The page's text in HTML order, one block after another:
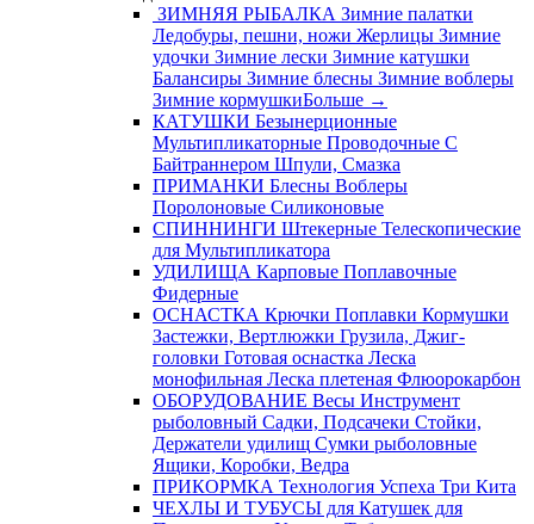
ЗИМНЯЯ РЫБАЛКА Зимние палатки
Ледобуры, пешни, ножи Жерлицы Зимние
удочки Зимние лески Зимние катушки
Балансиры Зимние блесны Зимние воблеры
Зимние кормушкиБольше →
КАТУШКИ Безынерционные
Мультипликаторные Проводочные С
Байтраннером Шпули, Смазка
ПРИМАНКИ Блесны Воблеры
Поролоновые Силиконовые
СПИННИНГИ Штекерные Телескопические
для Мультипликатора
УДИЛИЩА Карповые Поплавочные
Фидерные
ОСНАСТКА Крючки Поплавки Кормушки
Застежки, Вертлюжки Грузила, Джиг-
головки Готовая оснастка Леска
монофильная Леска плетеная Флюорокарбон
ОБОРУДОВАНИЕ Весы Инструмент
рыболовный Садки, Подсачеки Стойки,
Держатели удилищ Сумки рыболовные
Ящики, Коробки, Ведра
ПРИКОРМКА Технология Успеха Три Кита
ЧЕХЛЫ И ТУБУСЫ для Катушек для